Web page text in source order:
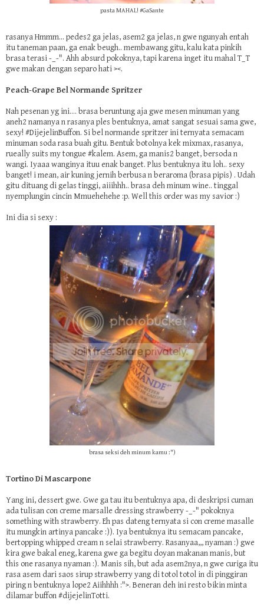
pasta MAHAL! #GaSante
rasanya Hmmm... pedes2 ga jelas, asem2 ga jelas, n gwe ngunyah entah
itu taneman paan, ga enak beugh.. membawang gitu, kalu kata pinkih
brasa terasi -_-". Ahh absurd pokoknya, tapi karena inget itu mahal T_T
gwe makan dengan separo hati ><.
Peach-Grape Bel Normande Spritzer
Nah pesenan yg ini.... brasa beruntung aja gwe mesen minuman yang
aneh2 namanya n rasanya ples bentuknya, amat sangat sesuai sama gwe,
sexy! #DijejelinBuffon. Si bel normande spritzer ini ternyata semacam
minuman soda rasa buah gitu. Bentuk botolnya kek mixmax, rasanya,
rueally suits my tongue #kalem. Asem, ga manis2 banget, bersoda n
wangi. Iyaaa wanginya ituu enak banget. Plus bentuknya itu loh.. sexy
banget! i mean, air kuning jernih berbusa n beraroma (brasa pipis) . Udah
gitu dituang di gelas tinggi, aiiihhh.. brasa deh minum wine.. tinggal
nyemplungin cincin Mmuehehehe :p. Well this order was my savior :)
Ini dia si sexy :
brasa seksi deh minum kamu :")
Tortino Di Mascarpone
Yang ini, dessert gwe. Gwe ga tau itu bentuknya apa, di deskripsi cuman
ada tulisan con creme marsalle dressing strawberry -_-" pokoknya
something with strawberry. Eh pas dateng ternyata si con creme masalle
itu mungkin artinya pancake :)). Iya bentuknya itu semacam pancake,
bertopping whipped cream n selai strawberry. Rasanyaa,,, nyaman :) gwe
kira gwe bakal eneg, karena gwe ga begitu doyan makanan manis, but
this one rasanya nyaman :). Manis sih, but ada asem2nya, n gwe curiga itu
rasa asem dari saos sirup strawberry yang di totol totol in di pinggiran
piring n bentuknya lope2 Aiihhhh :">. Beneran deh ini resto bikin minta
dilamar buffon #dijejelinTotti.